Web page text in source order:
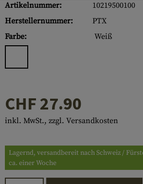
Artikelnummer:
10219500100
Herstellernummer:
PTX
Farbe:
Weiß
CHF 27.90
inkl. MwSt., zzgl. Versandkosten
Lagernd, versandbereit nach Schweiz /
ca. einer Woche